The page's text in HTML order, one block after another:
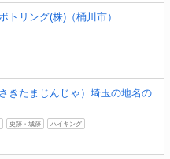
トリング(株)（桶川市）
きたまじんじゃ）埼玉の地名の
史跡・城跡 ハイキング